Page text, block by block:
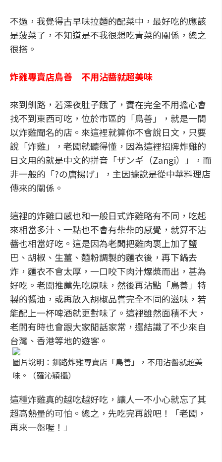
不過，我覺得古早味拉麵的配菜中，最好吃的應該
是菠菜了，不知道是不我很想吃青菜的關係，總之
很搭。
炸雞專賣店鳥善 不用沾醬就超美味
來到釧路，若深夜肚子餓了，實在完全不用擔心會
找不到東西可吃，位於市區的「鳥善」，就是一間
以炸雞聞名的店。來這裡就算你不會說日文，只要
說「炸雞」，老闆就聽得懂，因為這裡招牌炸雞的
日文用的就是中文的拼音「ザンギ（Zangi）」，而
非一般的「?の唐揚げ」，主因據說是從中華料理店
傳來的關係。
這裡的炸雞口感也和一般日式炸雞略有不同，吃起
來相當多汁、一點也不會有柴柴的感覺，就算不沾
醬也相當好吃。這是因為老闆把雞肉裹上加了鹽
巴、胡椒、生薑、麵粉調製的麵衣後，再下鍋去
炸，麵衣不會太厚，一口咬下肉汁爆漿而出，甚為
好吃。老闆推薦先吃原味，然後再沾點「鳥善」特
製的醬油，或再放入胡椒品嘗完全不同的滋味，若
能配上一杯啤酒就更對味了。這裡雖然面積不大，
老闆有時也會跟大家閒話家常，還結識了不少來自
台灣、香港等地的遊客。
圖片說明：釧路炸雞專賣店「鳥善」，不用沾醬就超美
味。（羅沁穎攝）
這種炸雞真的越吃越好吃，讓人一不小心就忘了其
超高熱量的可怕。總之，先吃完再說吧！「老闆，
再來一盤喔！」